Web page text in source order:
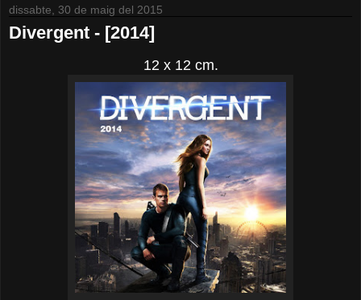
dissabte, 30 de maig del 2015
Divergent - [2014]
12 x 12 cm.